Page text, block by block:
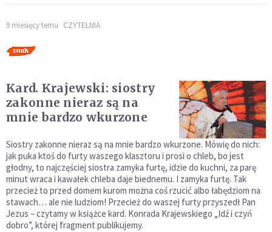
9 miesięcy temu CZYTELNIA
Kard. Krajewski: siostry
zakonne nieraz są na
mnie bardzo wkurzone
Siostry zakonne nieraz są na mnie bardzo wkurzone. Mówię do nich:
jak puka ktoś do furty waszego klasztoru i prosi o chleb, bo jest
głodny, to najczęściej siostra zamyka furtę, idzie do kuchni, za parę
minut wraca i kawałek chleba daje biednemu. I zamyka furtę. Tak
przecież to przed domem kurom można coś rzucić albo łabędziom na
stawach… ale nie ludziom! Przecież do waszej furty przyszedł Pan
Jezus – czytamy w książce kard. Konrada Krajewskiego „Idź i czyń
dobro”, której fragment publikujemy.